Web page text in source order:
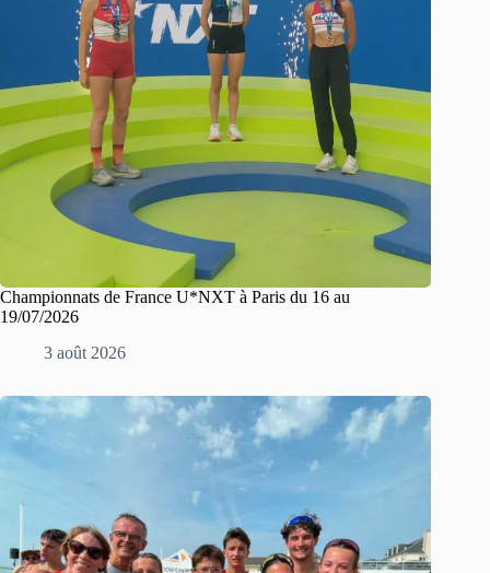
Championnats de France U*NXT à Paris du 16 au
19/07/2026
3 août 2026